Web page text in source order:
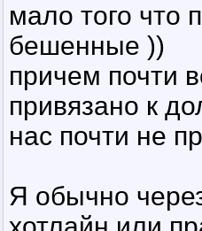
мало того что
бешенные ))
причем почти
привязано к
нас почти не
Я обычно